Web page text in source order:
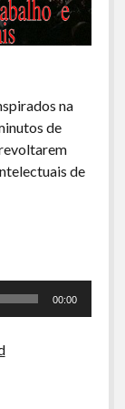
na
de
de
00:00